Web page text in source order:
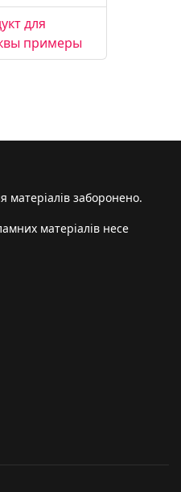
для
примеры
матеріалів заборонено.
матеріалів несе